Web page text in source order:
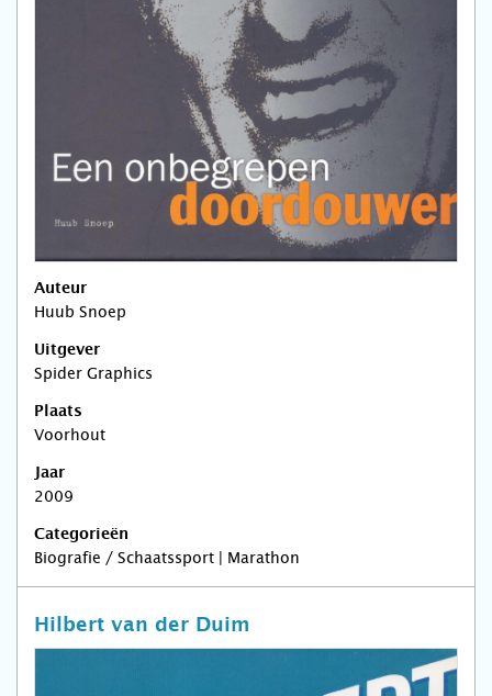
Auteur
Huub Snoep
Uitgever
Spider Graphics
Plaats
Voorhout
Jaar
2009
Categorieën
Biografie / Schaatssport | Marathon
Hilbert van der Duim